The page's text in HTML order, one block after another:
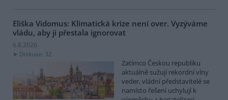
Eliška Vidomus: Klimatická krize není over. Vyzýváme
vládu, aby ji přestala ignorovat
6.8.2026
Diskuse: 32
Zatímco Českou republiku
aktuálně sužují rekordní vlny
veder, vládní představitelé se
namísto řešení uchylují k